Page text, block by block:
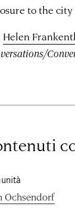
to the
Helen
Ochsendorf